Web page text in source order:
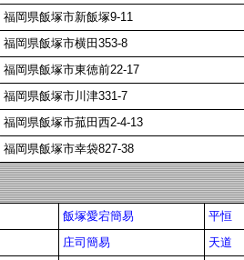
福岡県飯塚市新飯塚9-11
福岡県飯塚市横田353-8
福岡県飯塚市東徳前22-17
福岡県飯塚市川津331-7
福岡県飯塚市菰田西2-4-13
福岡県飯塚市幸袋827-38
飯塚愛宕簡易
平恒
庄司簡易
天道